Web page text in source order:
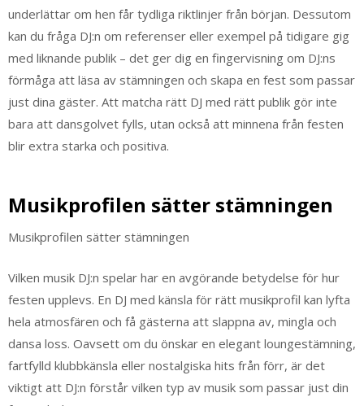
underlättar om hen får tydliga riktlinjer från början. Dessutom
kan du fråga DJ:n om referenser eller exempel på tidigare gig
med liknande publik – det ger dig en fingervisning om DJ:ns
förmåga att läsa av stämningen och skapa en fest som passar
just dina gäster. Att matcha rätt DJ med rätt publik gör inte
bara att dansgolvet fylls, utan också att minnena från festen
blir extra starka och positiva.
Musikprofilen sätter stämningen
Musikprofilen sätter stämningen
Vilken musik DJ:n spelar har en avgörande betydelse för hur
festen upplevs. En DJ med känsla för rätt musikprofil kan lyfta
hela atmosfären och få gästerna att slappna av, mingla och
dansa loss. Oavsett om du önskar en elegant loungestämning,
fartfylld klubbkänsla eller nostalgiska hits från förr, är det
viktigt att DJ:n förstår vilken typ av musik som passar just din